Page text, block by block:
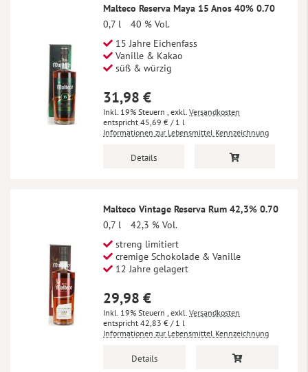
Malteco Reserva Maya 15 Anos 40% 0.70
0,7 l
40 % Vol.
15 Jahre Eichenfass
Vanille & Kakao
süß & würzig
31,98 €
Inkl. 19% Steuern , exkl. Versandkosten
45,69 € / 1 l
Informationen zur Lebensmittel Kennzeichnung
Details
Malteco Vintage Reserva Rum 42,3% 0.70
0,7 l
42,3 % Vol.
streng limitiert
cremige Schokolade & Vanille
12 Jahre gelagert
29,98 €
Inkl. 19% Steuern , exkl. Versandkosten
42,83 € / 1 l
Informationen zur Lebensmittel Kennzeichnung
Details